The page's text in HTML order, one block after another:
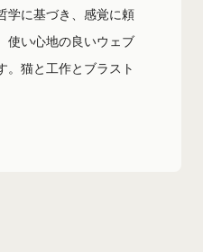
学に基づき、感覚に頼
使い心地の良いウェブ
。猫と工作とブラスト